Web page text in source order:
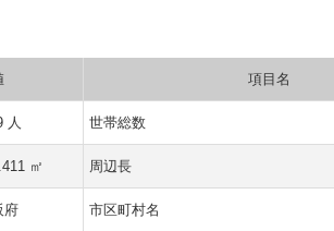
項目名
人 世帯総数
㎡ 周辺長
府 市区町村名